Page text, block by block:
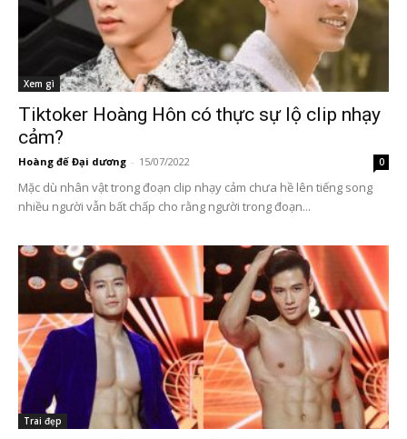
Xem gì
Tiktoker Hoàng Hôn có thực sự lộ clip nhạy
cảm?
Hoàng đế Đại dương - 15/07/2022 0
Mặc dù nhân vật trong đoạn clip nhạy cảm chưa hề lên tiếng song
nhiều người vẫn bất chấp cho rằng người trong đoạn...
Trai đẹp